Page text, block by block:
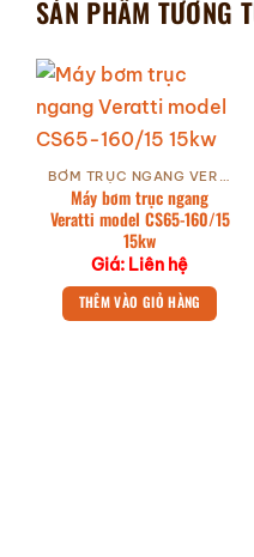
SẢN PHẨM TƯƠNG
BƠM TRỤC NGANG VERATTI GIÁ TỐT
Máy bơm trục ngang
Veratti model CS65-160/15
15kw
Giá: Liên hệ
THÊM VÀO GIỎ HÀNG